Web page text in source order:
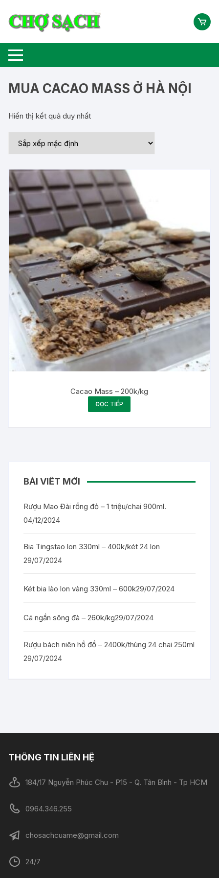
MUA CACAO MASS Ở HÀ NỘI
Hiển thị kết quả duy nhất
Cacao Mass – 200k/kg
ĐỌC TIẾP
BÀI VIẾT MỚI
Rượu Mao Đài rồng đỏ – 1 triệu/chai 900ml.
04/12/2024
Bia Tingstao lon 330ml – 400k/két 24 lon
29/07/2024
Két bia lào lon vàng 330ml – 600k29/07/2024
Cá ngần sông đà – 260k/kg29/07/2024
Rượu bách niên hồ đồ – 2400k/thùng 24 chai 250ml
29/07/2024
THÔNG TIN LIÊN HỆ
184/17 Nguyễn Phúc Chu - P15 - Q. Tân Bình - Tp HCM
0964.346.255
chosachcuame@gmail.com
24/7